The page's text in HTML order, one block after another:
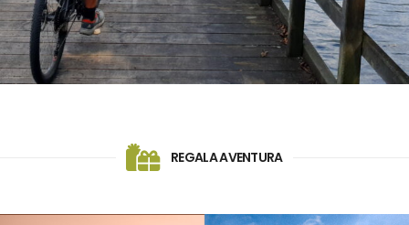
REGALA AVENTURA